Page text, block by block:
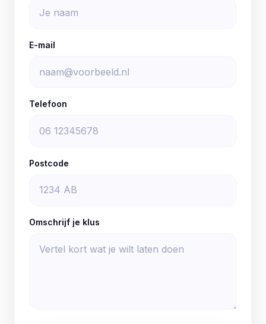
E-mail
Telefoon
Postcode
Omschrijf je klus